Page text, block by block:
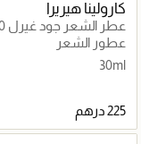
كارولينا هيريرا
عطر الشعر جود غيرل 30مل
عطور الشعر
30ml